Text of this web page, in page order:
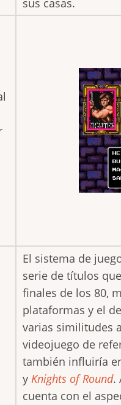
sus casas.
El sistema de
serie de títulos
finales de los 80,
plataformas y el
varias similitudes
videojuego de
también influiría
yKnights of Round.
cuenta con el